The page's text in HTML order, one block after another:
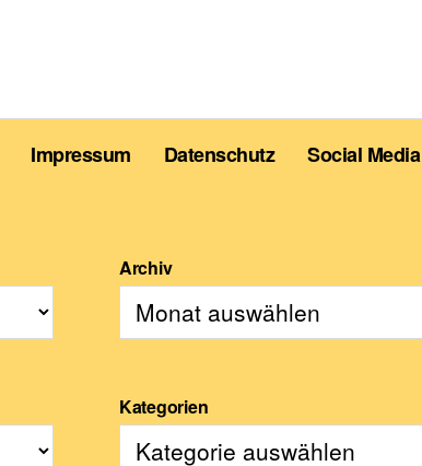
Impressum Datenschutz Social Media
Archiv
Kategorien